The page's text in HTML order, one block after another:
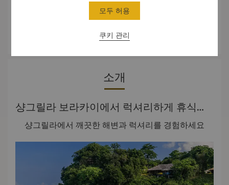

경험
소개
샹그릴라 보라카이에서 럭셔리하게 휴식을 취하세요
샹그릴라에서 깨끗한 해변과 럭셔리를 경험하세요
쿠키 관리
모두 허용